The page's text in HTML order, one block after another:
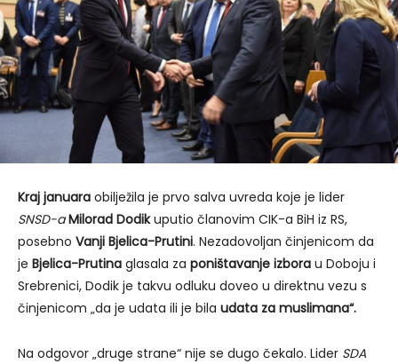
Kraj januara obilježila je prvo salva uvreda koje je lider
SNSD-a Milorad Dodikuputio članovim CIK-a BiH iz RS,
posebno Vanji Bjelica-Prutini. Nezadovoljan činjenicom da
je Bjelica-Prutina glasala za poništavanje izbora u Doboju i
Srebrenici, Dodik je takvu odluku doveo u direktnu vezu s
činjenicom „da je udata ili je bila udata za muslimana“.
Na odgovor „druge strane“ nije se dugo čekalo. Lider SDA